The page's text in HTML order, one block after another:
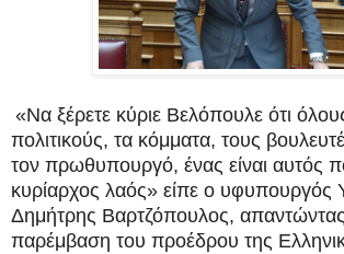
«Να ξέρετε κύριε Βελόπουλε ότι
πολιτικούς, τα κόμματα, τους
τον πρωθυπουργό, ένας είναι αυτός
κυρίαρχος λαός» είπε ο υφυπουργός
Δημήτρης Βαρτζόπουλος,
παρέμβαση του προέδρου της